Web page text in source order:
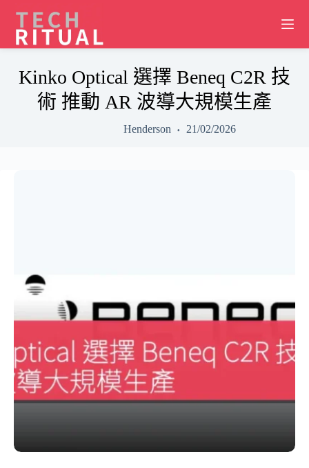
content
Kinko Optical 選擇 Beneq C2R 技
術 推動 AR 波導大規模生產
Henderson 21/02/2026